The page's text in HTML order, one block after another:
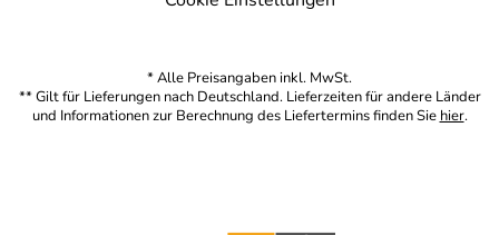
* Alle Preisangaben inkl. MwSt.
** Gilt für Lieferungen nach Deutschland. Lieferzeiten für andere Länder
und Informationen zur Berechnung des Liefertermins finden Sie hier.